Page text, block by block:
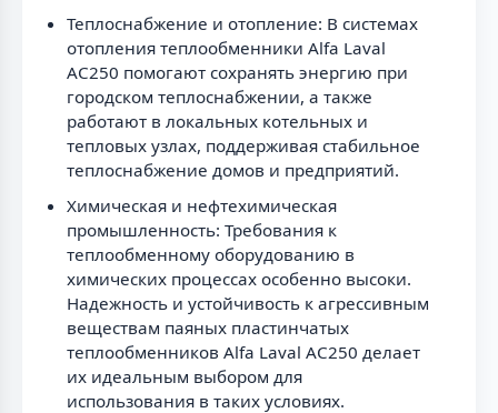
Теплоснабжение и отопление: В системах
отопления теплообменники Alfa Laval
AC250 помогают сохранять энергию при
городском теплоснабжении, а также
работают в локальных котельных и
тепловых узлах, поддерживая стабильное
теплоснабжение домов и предприятий.
Химическая и нефтехимическая
промышленность: Требования к
теплообменному оборудованию в
химических процессах особенно высоки.
Надежность и устойчивость к агрессивным
веществам паяных пластинчатых
теплообменников Alfa Laval AC250 делает
их идеальным выбором для
использования в таких условиях.